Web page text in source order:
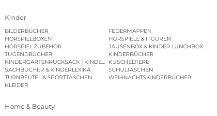
Kinder
BILDERBÜCHER
FEDERMAPPEN
HÖRSPIELBOXEN
HÖRSPIELE & FIGUREN
HÖRSPIEL ZUBEHÖR
JAUSENBOX & KINDER LUNCHBOX
JUGENDBÜCHER
KINDERBÜCHER
KINDERGARTENRUCKSACK | KINDERGARTENBEUTEL
KUSCHELTIERE
SACHBÜCHER & KINDERLEXIKA
SCHULTASCHEN
TURNBEUTEL & SPORTTASCHEN
WEIHNACHTSKINDERBÜCHER
KLEIDER
Home & Beauty